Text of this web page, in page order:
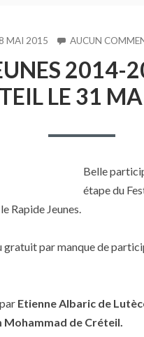
8 MAI 2015 AUCUN
2014-
LE 31
Belle
étape du
Rapide Jeunes.
par manque de
Etienne Albaric de
Mohammad de Créteil.